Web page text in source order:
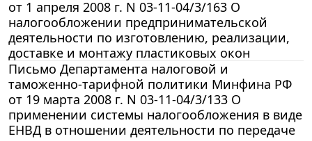
от 1 апреля 2008 г. N 03-11-04/3/163 О
налогообложении предпринимательской
деятельности по изготовлению, реализации,
доставке и монтажу пластиковых окон
Письмо Департамента налоговой и
таможенно-тарифной политики Минфина РФ
от 19 марта 2008 г. N 03-11-04/3/133 О
применении системы налогообложения в виде
ЕНВД в отношении деятельности по передаче